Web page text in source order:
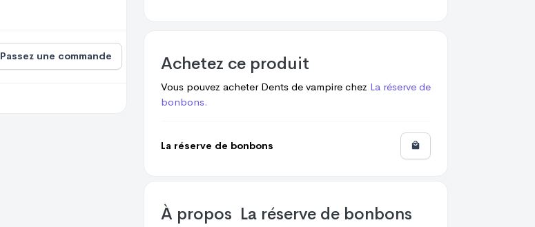
Passez une commande Achetez ce produit
Vous pouvez acheterDents de vampire chez La réserve de
bonbons.
La réserve de bonbons
À propos La réserve de bonbons